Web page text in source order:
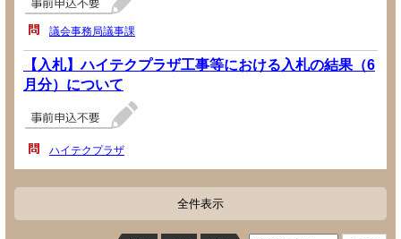
議会事務局議事課
【入札】ハイテクプラザ工事等における入札の結果（6
月分）について
ハイテクプラザ
全件表示